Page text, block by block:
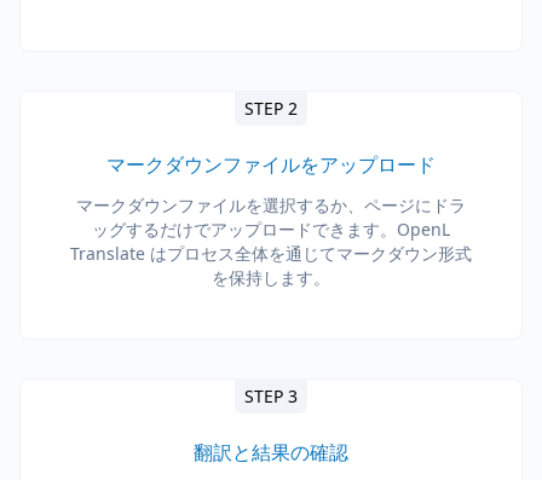
STEP 2
マークダウンファイルをアップロード
マークダウンファイルを選択するか、ページにドラ
ッグするだけでアップロードできます。OpenL
Translate はプロセス全体を通じてマークダウン形式
を保持します。
STEP 3
翻訳と結果の確認